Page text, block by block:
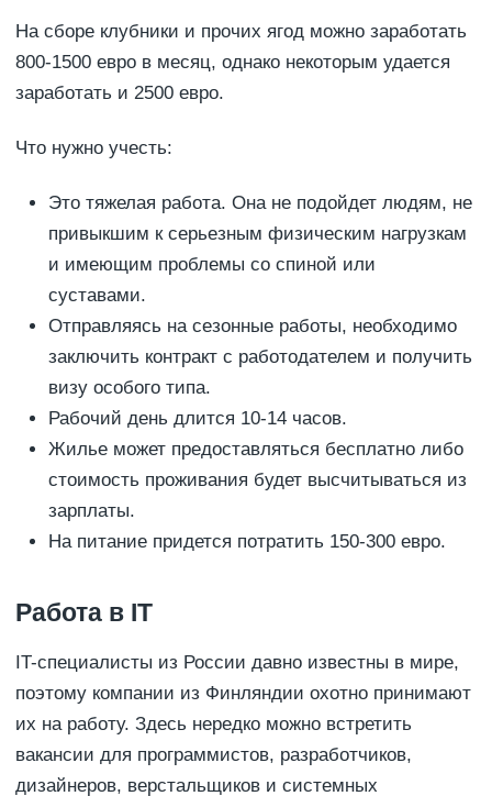
На сборе клубники и прочих ягод можно заработать
800-1500 евро в месяц, однако некоторым удается
заработать и 2500 евро.
Что нужно учесть:
Это тяжелая работа. Она не подойдет людям, не
привыкшим к серьезным физическим нагрузкам
и имеющим проблемы со спиной или
суставами.
Отправляясь на сезонные работы, необходимо
заключить контракт с работодателем и получить
визу особого типа.
Рабочий день длится 10-14 часов.
Жилье может предоставляться бесплатно либо
стоимость проживания будет высчитываться из
зарплаты.
На питание придется потратить 150-300 евро.
Работа в IT
IT-специалисты из России давно известны в мире,
поэтому компании из Финляндии охотно принимают
их на работу. Здесь нередко можно встретить
вакансии для программистов, разработчиков,
дизайнеров, верстальщиков и системных